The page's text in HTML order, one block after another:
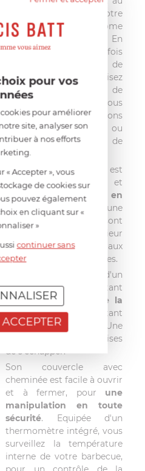
calibrage idéal, votre
cuiseur est très économe
en combustible. En
remplissant une seule fois
le foyer (1 portion de
charbon), vous cuisez
pendant 6 à 8 heures de
façon constante et vous
évitez les manipulations
salissantes à répétition ou
les approximations de
dosage.
Le Big Green Egg est
composé d'une base et
d'un couvercle en
céramique isolante
d'une
grande robustesse. Ils sont
! L'extérieur
est verni pour résister aux
éclats et aux égratignures.
La base est équipée d'un
volet de tirage, permettant
un contrôle précis de la
températureet facilitant
le retrait des cendres. Une
grille empêche les braises
de s'échapper.
Son couvercle avec
cheminée est facile à ouvrir
et à fermer, pour une
manipulation en toute
sécurité. Equipée d'un
thermomètre intégré, vous
surveillez la température
interne de votre barbecue,
pour vos
pour améliorer
site, analyser son
à nos efforts
« Accepter », vous
de cookies sur
pouvez également
en cliquant sur «
»
continuer sans